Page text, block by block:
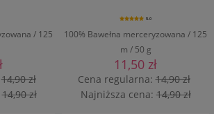
/ 125
14,90 zł
14,90 zł
100% Bawełna merceryzowana / 125
m / 50 g
5.0
11,50 zł
Cena regularna:14,90 zł
Najniższa cena:14,90 zł